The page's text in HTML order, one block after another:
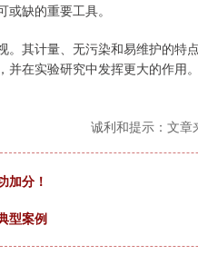
缺的重要工具。
其计量、无污染和易维护的特
在实验研究中发挥更大的作用。
诚利和提示：文章
加分！
型案例